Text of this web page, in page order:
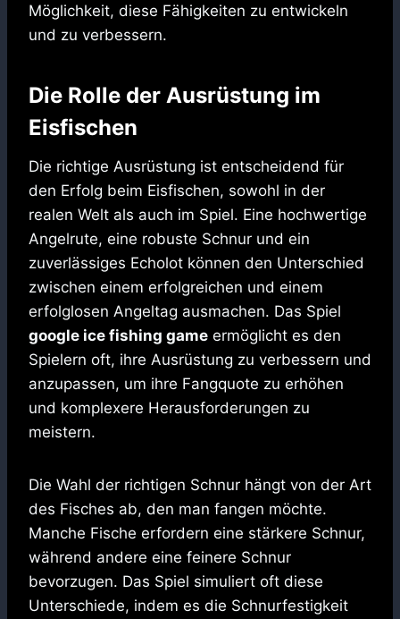
Möglichkeit, diese Fähigkeiten zu entwickeln
und zu verbessern.
Die Rolle der Ausrüstung im
Eisfischen
Die richtige Ausrüstung ist entscheidend für
den Erfolg beim Eisfischen, sowohl in der
realen Welt als auch im Spiel. Eine hochwertige
Angelrute, eine robuste Schnur und ein
zuverlässiges Echolot können den Unterschied
zwischen einem erfolgreichen und einem
erfolglosen Angeltag ausmachen. Das Spiel
google ice fishing game ermöglicht es den
Spielern oft, ihre Ausrüstung zu verbessern und
anzupassen, um ihre Fangquote zu erhöhen
und komplexere Herausforderungen zu
meistern.
Die Wahl der richtigen Schnur hängt von der Art
des Fisches ab, den man fangen möchte.
Manche Fische erfordern eine stärkere Schnur,
während andere eine feinere Schnur
bevorzugen. Das Spiel simuliert oft diese
Unterschiede, indem es die Schnurfestigkeit